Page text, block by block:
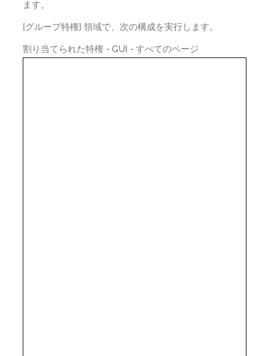
ます。
[グループ特権] 領域で、次の構成を実行します。
割り当てられた特権 - GUI - すべてのページ